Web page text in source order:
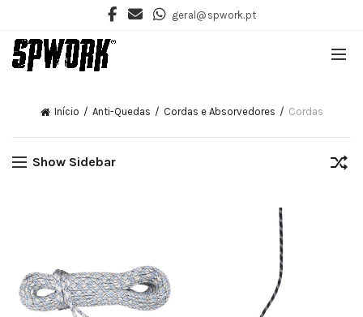
geral@spwork.pt
Início Anti-Quedas Cordas e Absorvedores Cordas
Show Sidebar